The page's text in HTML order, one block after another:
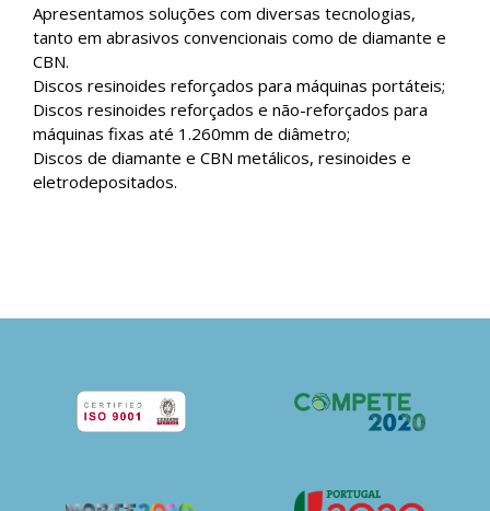
Apresentamos soluções com diversas tecnologias,
tanto em abrasivos convencionais como de diamante e
CBN.
Discos resinoides reforçados para máquinas portáteis;
Discos resinoides reforçados e não-reforçados para
máquinas fixas até 1.260mm de diâmetro;
Discos de diamante e CBN metálicos, resinoides e
eletrodepositados.